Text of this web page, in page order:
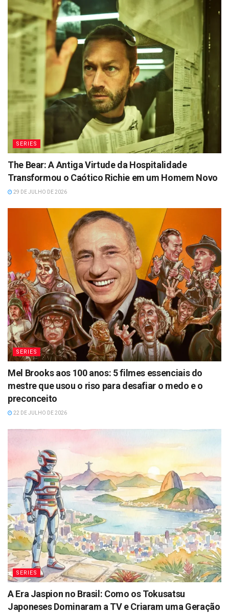
SERIES
The Bear: A Antiga Virtude da Hospitalidade
Transformou o Caótico Richie em um Homem Novo
29 DE JULHO DE 2026
SERIES
Mel Brooks aos 100 anos: 5 filmes essenciais do
mestre que usou o riso para desafiar o medo e o
preconceito
22 DE JULHO DE 2026
SERIES
A Era Jaspion no Brasil: Como os Tokusatsu
Japoneses Dominaram a TV e Criaram uma Geração